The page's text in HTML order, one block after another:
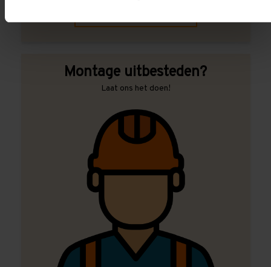
Montage uitbesteden?
Laat ons het doen!